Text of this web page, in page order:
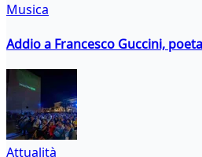
Musica
Addio a Francesco Guccini,
Attualità